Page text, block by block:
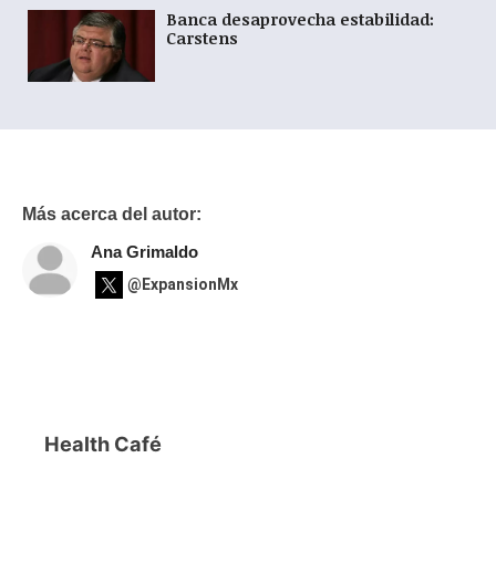
Banca desaprovecha estabilidad:
Carstens
Más acerca del autor:
Ana Grimaldo
@ExpansionMx
Health Café